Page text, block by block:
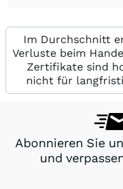
Im Durchschnitt
Verluste beim
Zertifikate sind
nicht für
Abonnieren Sie
und